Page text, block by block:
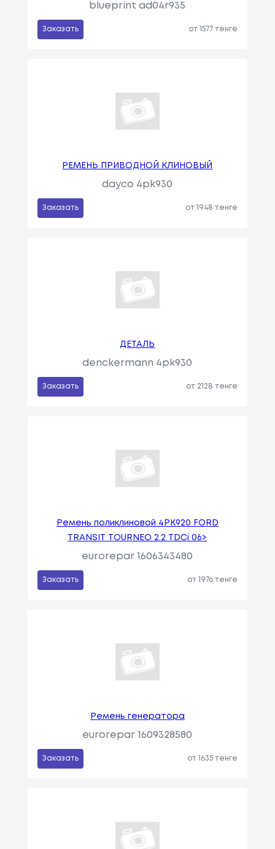
blueprint ad04r935
Заказать от 1577 тенге
РЕМЕНЬ ПРИВОДНОЙ КЛИНОВЫЙ
dayco 4pk930
Заказать от 1948 тенге
ДЕТАЛЬ
denckermann 4pk930
Заказать от 2128 тенге
Ремень поликлиновой 4PK920 FORD
TRANSIT TOURNEO 2.2 TDCi 06>
eurorepar 1606343480
Заказать от 1976 тенге
Ремень генератора
eurorepar 1609328580
Заказать от 1635 тенге